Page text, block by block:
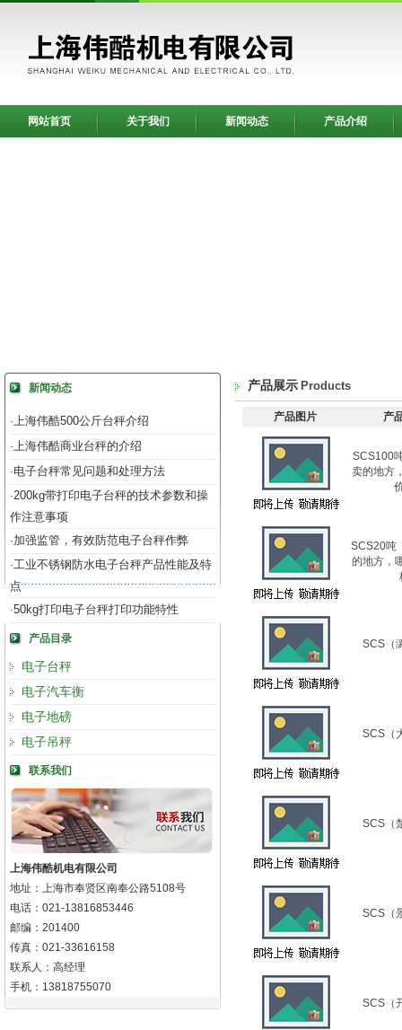
网站首页 关于我们 新闻动态 产品介绍
新闻动态
·上海伟酷500公斤台秤介绍
·上海伟酷商业台秤的介绍
·电子台秤常见问题和处理方法
·200kg带打印电子台秤的技术参数和操
作注意事项
·加强监管，有效防范电子台秤作弊
·工业不锈钢防水电子台秤产品性能及特
点
·50kg打印电子台秤打印功能特性
产品目录
电子台秤
电子汽车衡
电子地磅
电子吊秤
联系我们
上海伟酷机电有限公司
地址：上海市奉贤区南奉公路5108号
电话：021-13816853446
邮编：201400
传真：021-33616158
联系人：高经理
手机：13818755070
产品展示 Products
产品图片 产
SCS100
卖的地方
SCS20吨
的地方，
SCS（
SCS（
SCS（
SCS（
SCS（